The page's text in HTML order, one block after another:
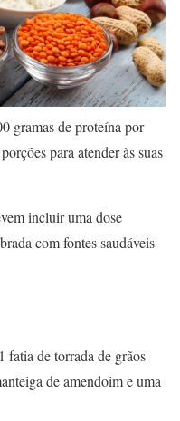
gramas de proteína por
para atender às suas
incluir uma dose
com fontes saudáveis
fatia de torrada de grãos
de amendoim e uma